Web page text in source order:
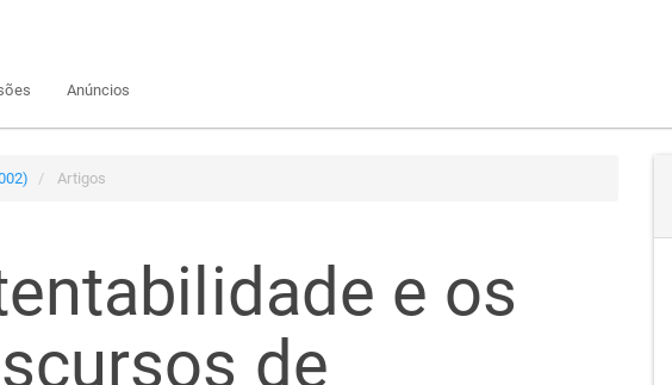
Anúncios
Artigos
e os
de